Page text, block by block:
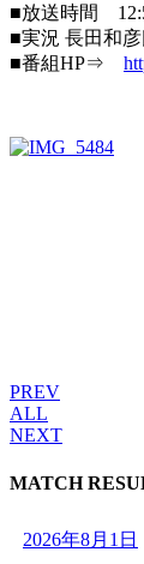
■放送時間
■実況 長田和
■番組HP⇒
PREV
ALL
NEXT
MATCH
2026年8月1日